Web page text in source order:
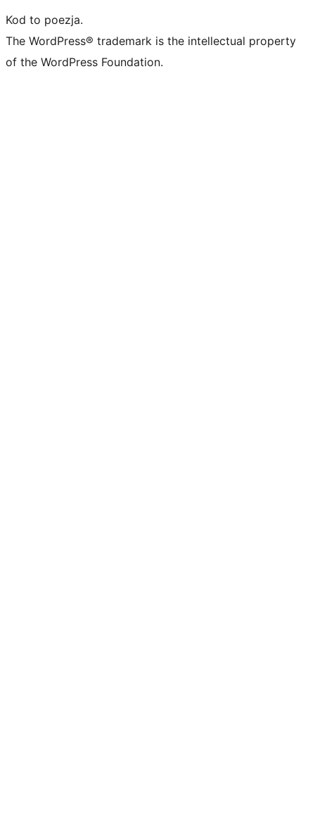
Kod to poezja.
The WordPress® trademark is the intellectual property
of the WordPress Foundation.